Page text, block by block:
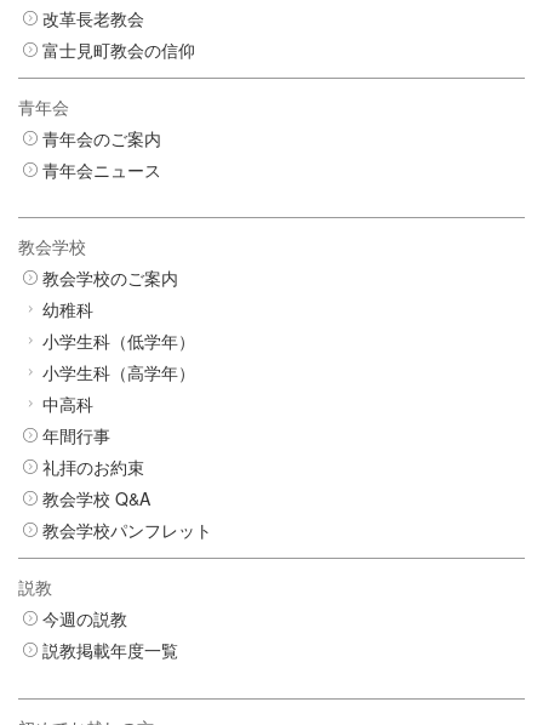
改革長老教会
富士見町教会の信仰
青年会
青年会のご案内
青年会ニュース
教会学校
教会学校のご案内
幼稚科
小学生科（低学年）
小学生科（高学年）
中高科
年間行事
礼拝のお約束
教会学校 Q&A
教会学校パンフレット
説教
今週の説教
説教掲載年度一覧